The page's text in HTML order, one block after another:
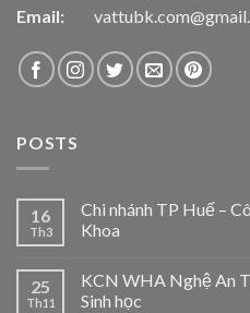
Email:
POSTS
16
Th3
Chi nhánh TP Huế –
Khoa
25
Th11
KCN WHA Nghệ An
Sinh học